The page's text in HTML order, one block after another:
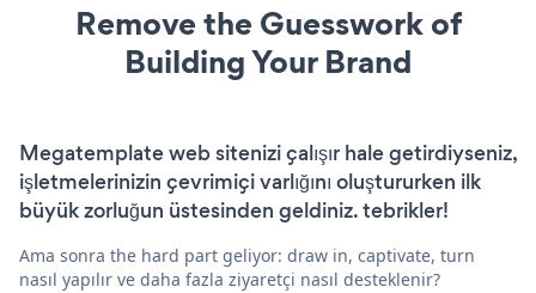
Remove the Guesswork of
Building Your Brand
Megatemplate web sitenizi çalışır hale getirdiyseniz,
işletmelerinizin çevrimiçi varlığını oluştururken ilk
büyük zorluğun üstesinden geldiniz. tebrikler!
Ama sonra the hard part geliyor: draw in, captivate, turn
nasıl yapılır ve daha fazla ziyaretçi nasıl desteklenir?